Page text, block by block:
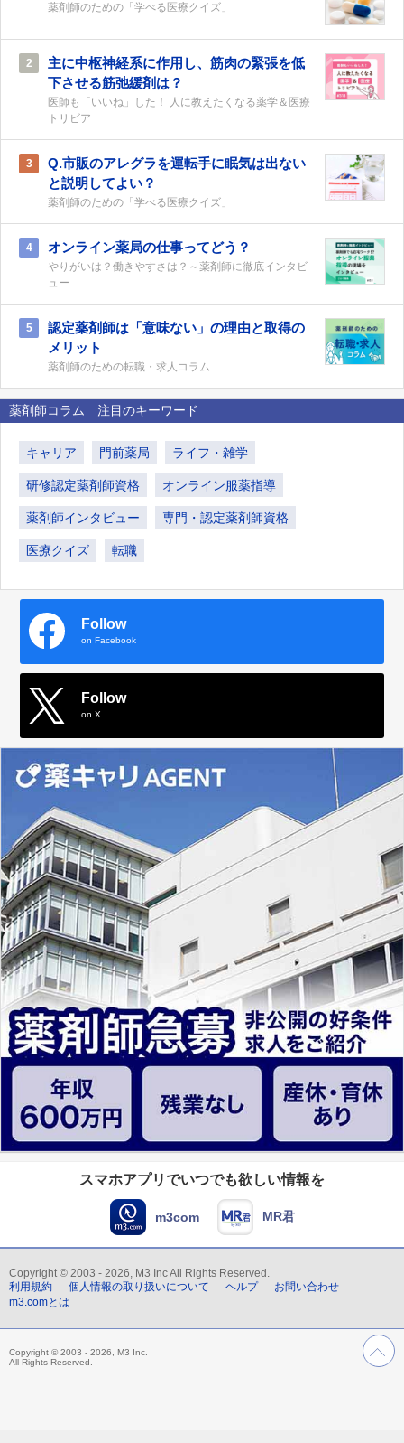
薬剤師のための「学べる医療クイズ」
2
主に中枢神経系に作用し、筋肉の緊張を低
下させる筋弛緩剤は？
医師も「いいね」した！ 人に教えたくなる薬学＆医療
トリビア
3
Q.市販のアレグラを運転手に眠気は出ない
と説明してよい？
薬剤師のための「学べる医療クイズ」
4 オンライン薬局の仕事ってどう？
やりがいは？働きやすさは？～薬剤師に徹底インタビ
ュー
5
認定薬剤師は「意味ない」の理由と取得の
メリット
薬剤師のための転職・求人コラム
薬剤師コラム 注目のキーワード
キャリア 門前薬局 ライフ・雑学
研修認定薬剤師資格 オンライン服薬指導
薬剤師インタビュー 専門・認定薬剤師資格
医療クイズ 転職
Follow
on Facebook
Follow
on X
スマホアプリでいつでも欲しい情報を
m3com MR君
Copyright © 2003 - 2026, M3 Inc All Rights Reserved.
利用規約
個人情報の取り扱いについて ヘルプ
お問い合わせ
m3.comとは
Copyright © 2003 - 2026, M3 Inc.
All Rights Reserved.